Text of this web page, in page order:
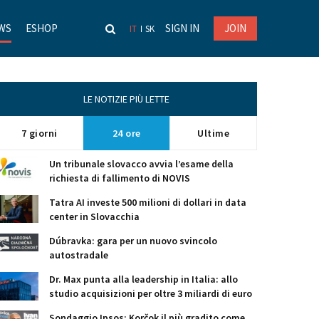
ESHOP IT SK SIGN IN JOIN
LE NOTIZIE PIÙ LETTE
7 giorni 24 ore Ultime
Un tribunale slovacco avvia l’esame della
richiesta di fallimento di NOVIS
Tatra AI investe 500 milioni di dollari in data
center in Slovacchia
Dúbravka: gara per un nuovo svincolo
autostradale
Dr. Max punta alla leadership in Italia: allo
studio acquisizioni per oltre 3 miliardi di euro